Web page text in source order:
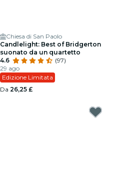
Chiesa di San Paolo
Candlelight: Best of Bridgerton
suonato da un quartetto
4.6
(97)
29 ago
Edizione Limitata
Da 26,25 £